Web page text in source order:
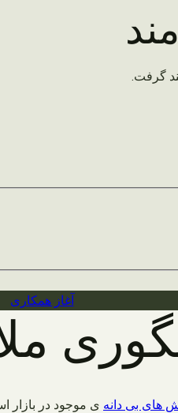
گرفت.
آغاز همکاری
های بی دانه ی موجود در بازار